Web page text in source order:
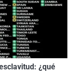
¿qué